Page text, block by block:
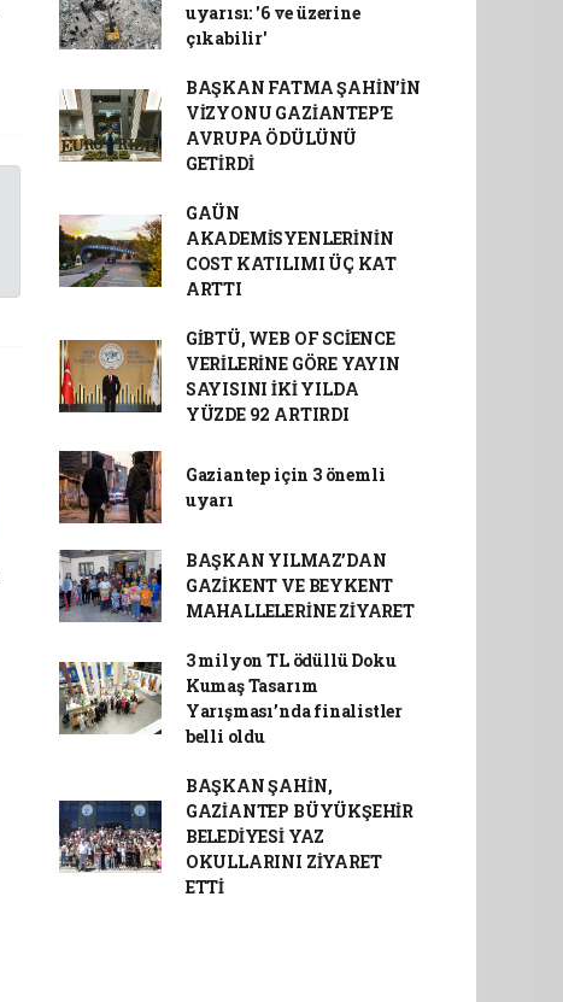
uyarısı: '6 ve üzerine
çıkabilir'
BAŞKAN FATMA ŞAHİN’İN
VİZYONU GAZİANTEP’E
AVRUPA ÖDÜLÜNÜ
GETİRDİ
GAÜN
AKADEMİSYENLERİNİN
COST KATILIMI ÜÇ KAT
ARTTI
GİBTÜ, WEB OF SCİENCE
VERİLERİNE GÖRE YAYIN
SAYISINI İKİ YILDA
YÜZDE 92 ARTIRDI
Gaziantep için 3 önemli
uyarı
BAŞKAN YILMAZ’DAN
GAZİKENT VE BEYKENT
MAHALLELERİNE ZİYARET
3 milyon TL ödüllü Doku
Kumaş Tasarım
Yarışması’nda finalistler
belli oldu
BAŞKAN ŞAHİN,
GAZİANTEP BÜYÜKŞEHİR
BELEDİYESİ YAZ
OKULLARINI ZİYARET
ETTİ